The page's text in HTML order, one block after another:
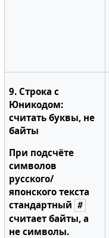
9. Строка с
Юникодом:
считать буквы, не
байты
При подсчёте
символов
русского/
японского текста
стандартный #
считает байты, а
не символы.